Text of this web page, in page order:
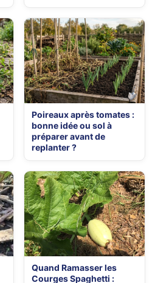
Poireaux après tomates :
bonne idée ou sol à
préparer avant de
replanter ?
Quand Ramasser les
Courges Spaghetti :